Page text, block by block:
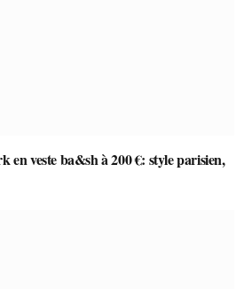
en veste ba&sh à 200 €: style parisien,